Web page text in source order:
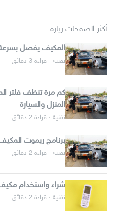
أكثر الصفحات زيارة:
المكيف يفصل
تقنية · قراءة 3 دقائق
كم مرة تنظف فلتر
المنزل والسيارة
تقنية · قراءة 2 دقائق
برنامج ريموت
تقنية · قراءة 2 دقائق
شراء واستخدام
تقنية · قراءة 2 دقائق